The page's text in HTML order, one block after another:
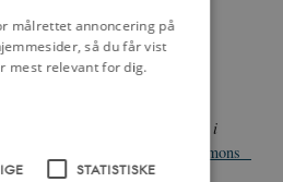
medlemmer af Hvidstengruppen i
Wikimedia Commons
målrettet annoncering på
så du får vist
mest relevant for dig.
STATISTISKE